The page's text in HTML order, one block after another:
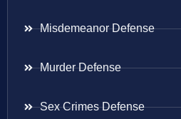
Misdemeanor Defense
Murder Defense
Sex Crimes Defense